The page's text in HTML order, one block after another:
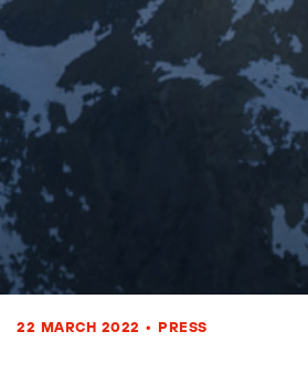
22 MARCH 2022 • PRESS